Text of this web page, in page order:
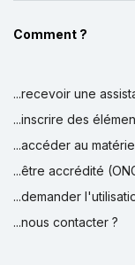
Comment ?
...recevoir une
...inscrire des
...accéder au
...être accrédité
...demander
...nous contacter ?